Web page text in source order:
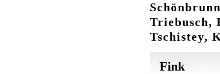
Triebusch,
Tschistey,
Fink